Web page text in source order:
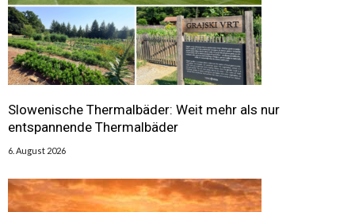
Slowenische Thermalbäder: Weit mehr als nur
entspannende Thermalbäder
6. August 2026